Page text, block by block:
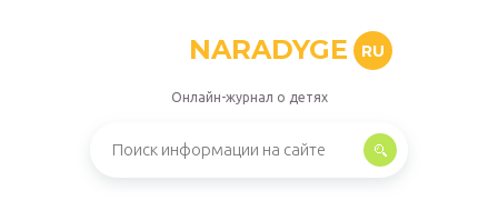
NARADYGE RU
Онлайн-журнал о детях